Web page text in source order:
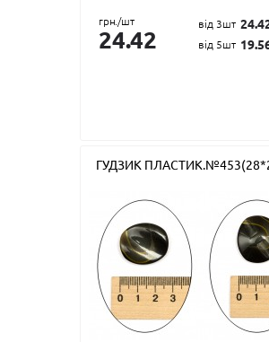
грн./шт
24.42
від 3шт
від 5шт
ГУДЗИК